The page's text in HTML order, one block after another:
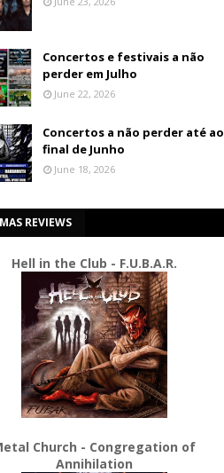
Concertos e festivais a não
perder em Julho
June 22, 2026
Concertos a não perder até ao
final de Junho
June 18, 2026
REVIEWS
Hell in the Club - F.U.B.A.R.
Church - Congregation of
Annihilation